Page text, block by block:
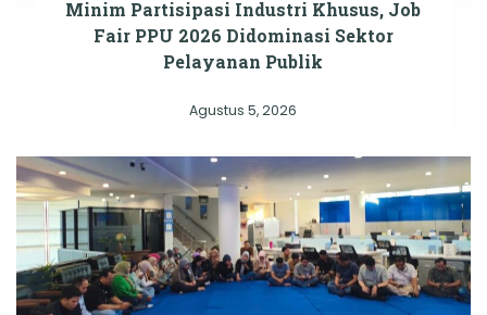
Minim Partisipasi Industri Khusus, Job
Fair PPU 2026 Didominasi Sektor
Pelayanan Publik
Agustus 5, 2026